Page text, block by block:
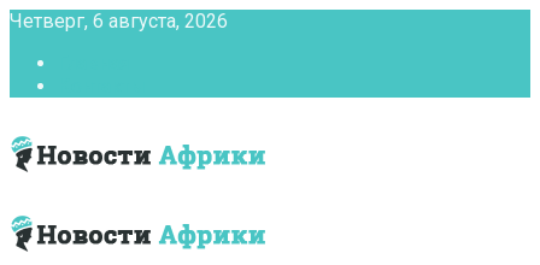
Четверг, 6 августа, 2026